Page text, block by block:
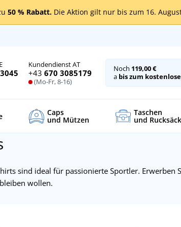
50 % Rabatt. Die Aktion gilt nur bis zum 16.
Kundendienst AT
+43 670 3085179
(Mo-Fr, 8-16)
Noch 119,00 €
a bis zum
Caps
und Mützen
Taschen
und
sind ideal für passionierte Sportler. Erwerben
wollen.